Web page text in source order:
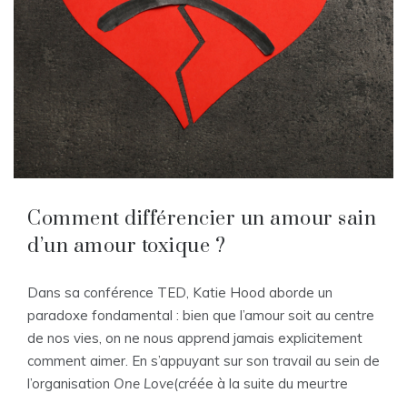
Comment différencier un amour sain
d’un amour toxique ?
Dans sa conférence TED, Katie Hood aborde un
paradoxe fondamental : bien que l’amour soit au centre
de nos vies, on ne nous apprend jamais explicitement
comment aimer. En s’appuyant sur son travail au sein de
l’organisation One Love(créée à la suite du meurtre